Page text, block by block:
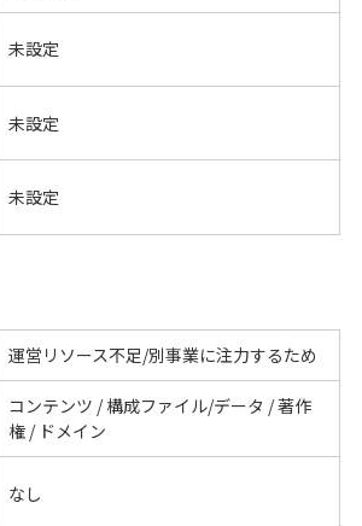
未設定
未設定
未設定
運営リソース不足/別事業に注力するため
コンテンツ / 構成ファイル/データ / 著作
権 / ドメイン
なし